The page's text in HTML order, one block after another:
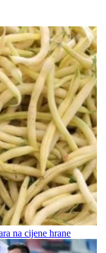
na cijene hrane